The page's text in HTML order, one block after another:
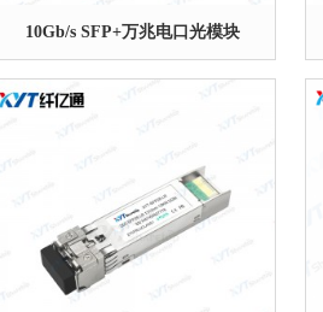
10Gb/s SFP+万兆电口光模块